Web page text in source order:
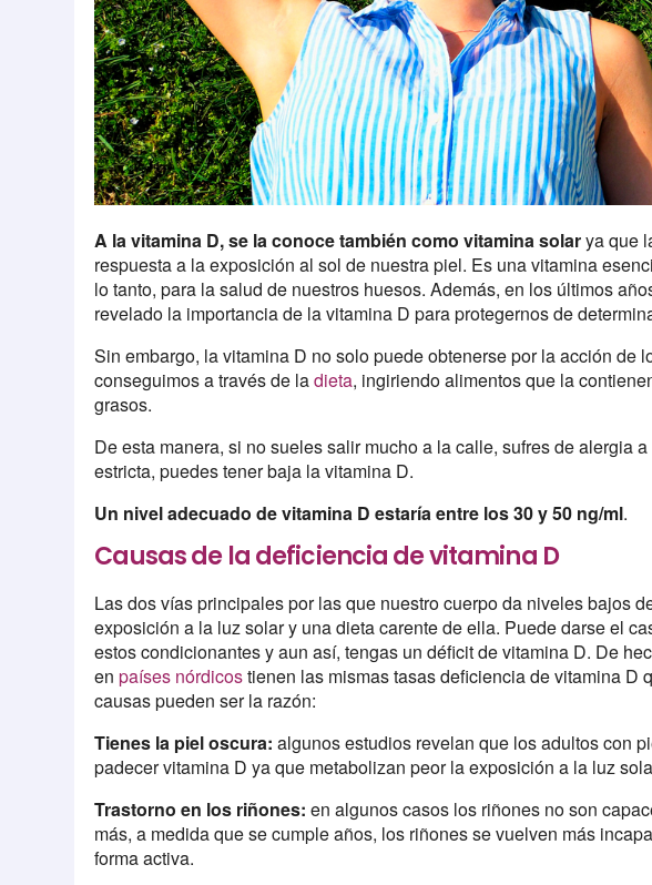
A la vitamina D, se la conoce también como vitamina solarya que
respuesta a la exposición al sol de nuestra piel. Es una vitamina
lo tanto, para la salud de nuestros huesos. Además, en los últimos
revelado la importancia de la vitamina D para protegernos de
Sin embargo, la vitamina D no solo puede obtenerse por la acción de
conseguimos a través de ladieta, ingiriendo alimentos que la
grasos.
De esta manera, si no sueles salir mucho a la calle, sufres de alergia
estricta, puedes tener baja la vitamina D.
Un nivel adecuado de vitamina D estaría entre los 30 y 50 ng/ml.
Causas de la deficiencia de vitamina D
Las dos vías principales por las que nuestro cuerpo da niveles bajos
exposición a la luz solar y una dieta carente de ella. Puede darse el
estos condicionantes y aun así, tengas un déficit de vitamina D. De
enpaíses nórdicostienen las mismas tasas deficiencia de vitamina D
causas pueden ser la razón:
Tienes la piel oscura: algunos estudios revelan que los adultos con
padecer vitamina D ya que metabolizan peor la exposición a la luz
Trastorno en los riñones: en algunos casos los riñones no son
más, a medida que se cumple años, los riñones se vuelven más
forma activa.